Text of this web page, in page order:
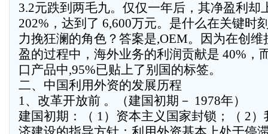
3.2元跌到两毛九。仅仅一年后，其净盈利却
202%，达到了 6,600万元。是什么在关键时
力挽狂澜的角色？答案是,OEM。因为在创维
盈的过程中，海外业务的利润贡献是 40%，
口产品中,95%已贴上了别国的标签。
二、中国利用外资的发展历程
1、改革开放前 。（建国初期－ 1978年）
建国初期：（ 1）资本主义国家封锁；（ 2）